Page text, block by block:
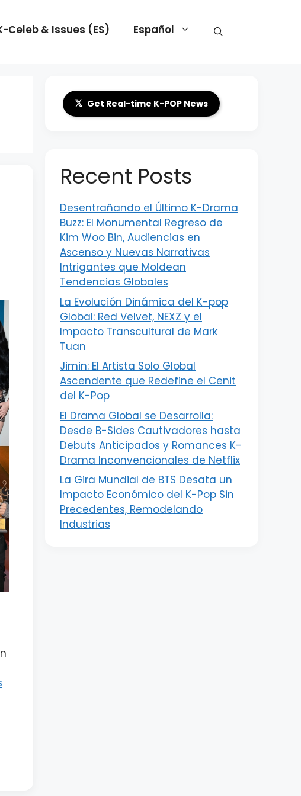
Celeb & Issues (ES) Español
𝕏 Get Real-time K-POP News
Recent Posts
Desentrañando el Último K-Drama
Buzz: El Monumental Regreso de
Kim Woo Bin, Audiencias en
Ascenso y Nuevas Narrativas
Intrigantes que Moldean
Tendencias Globales
La Evolución Dinámica del K-pop
Global: Red Velvet, NEXZ y el
Impacto Transcultural de Mark
Tuan
Jimin: El Artista Solo Global
Ascendente que Redefine el Cenit
del K-Pop
El Drama Global se Desarrolla:
Desde B-Sides Cautivadores hasta
Debuts Anticipados y Romances K-
Drama Inconvencionales de Netflix
La Gira Mundial de BTS Desata un
Impacto Económico del K-Pop Sin
Precedentes, Remodelando
Industrias